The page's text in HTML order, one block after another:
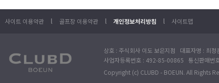
사이트 이용약관 l 골프장 이용약관 l 개인정보처리방침 l 사이트맵
상호 : 주식회사 이도 보은지점 대표자명 : 최
사업자등록번호 : 492-85-00865 통신판매
Copyright (c) CLUBD - BOEUN. All Rights